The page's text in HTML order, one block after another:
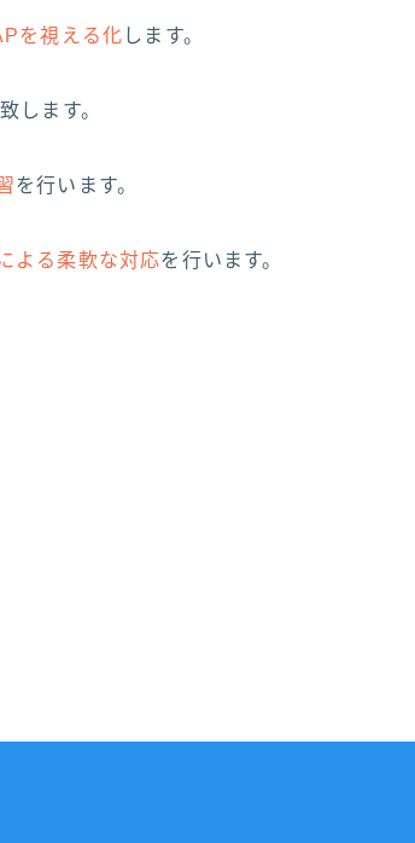
を視える化 します。
致します。
を行います。
よる柔軟な対応を行います。